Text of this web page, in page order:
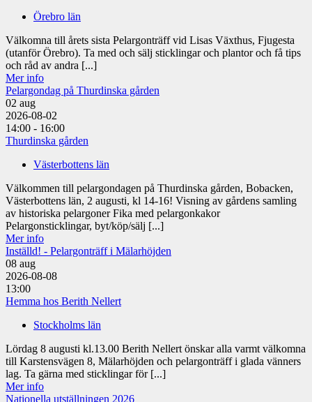
Örebro län
Välkomna till årets sista Pelargonträff vid Lisas Växthus, Fjugesta
(utanför Örebro). Ta med och sälj sticklingar och plantor och få tips
och råd av andra [...]
Mer info
Pelargondag på Thurdinska gården
02 aug
2026-08-02
14:00 - 16:00
Thurdinska gården
Västerbottens län
Välkommen till pelargondagen på Thurdinska gården, Bobacken,
Västerbottens län, 2 augusti, kl 14-16! Visning av gårdens samling
av historiska pelargoner Fika med pelargonkakor
Pelargonsticklingar, byt/köp/sälj [...]
Mer info
Inställd! - Pelargonträff i Mälarhöjden
08 aug
2026-08-08
13:00
Hemma hos Berith Nellert
Stockholms län
Lördag 8 augusti kl.13.00 Berith Nellert önskar alla varmt välkomna
till Karstensvägen 8, Mälarhöjden och pelargonträff i glada vänners
lag. Ta gärna med sticklingar för [...]
Mer info
Nationella utställningen 2026